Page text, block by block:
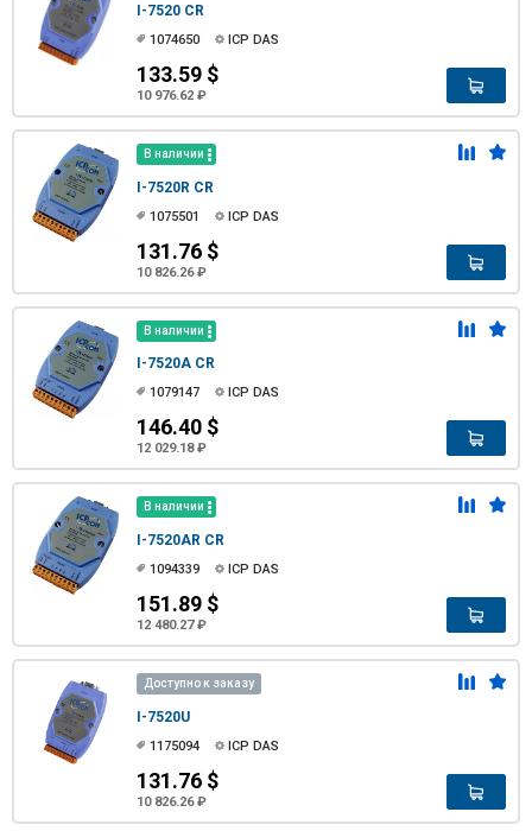
I-7520 CR
1074650 ICP DAS
133.59 $
10 976.62 ₽
В наличии
I-7520R CR
1075501 ICP DAS
131.76 $
10 826.26 ₽
В наличии
I-7520A CR
1079147 ICP DAS
146.40 $
12 029.18 ₽
В наличии
I-7520AR CR
1094339 ICP DAS
151.89 $
12 480.27 ₽
Доступно к заказу
I-7520U
1175094 ICP DAS
131.76 $
10 826.26 ₽